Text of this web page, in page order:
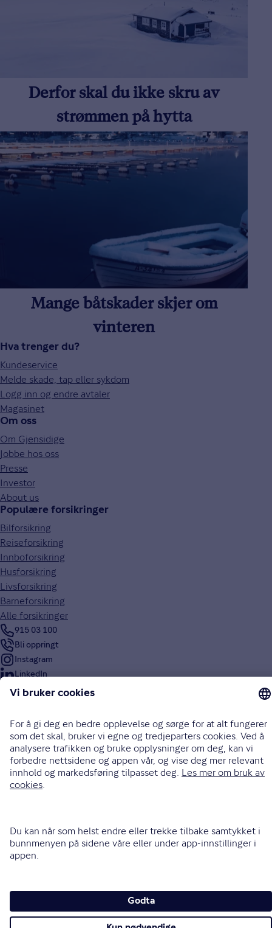
Derfor skal du ikke skru av
strømmen på hytta
Mange båtskader skjer om
vinteren
Hva trenger du?
Kundeservice
Melde skade, tap eller sykdom
Logg inn og endre avtaler
Magasinet
Om oss
Om Gjensidige
Jobbe hos oss
Presse
Investor
About us
Populære forsikringer
Bilforsikring
Reiseforsikring
Innboforsikring
Husforsikring
Livsforsikring
Barneforsikring
Alle forsikringer
915 03 100
Bli oppringt
Instagram
LinkedIn
Facebook
Endre cookieinnstillinger
Informasjonskapsler (cookies)
Personvern og sikkerhet
Vilkår for bruk av nettsidene
Tilgjengelighetserklæring
Sammenlign prisene våre med andre selskaper på